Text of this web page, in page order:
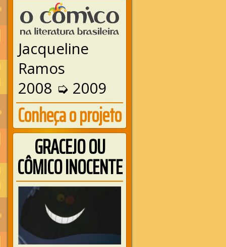
Jacqueline
Ramos
2008 ➭ 2009
Conheça o projeto
GRACEJO OU
CÔMICO INOCENTE